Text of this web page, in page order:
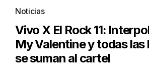
Noticias
Vivo X El Rock 11:
My Valentine y todas las
se suman al cartel